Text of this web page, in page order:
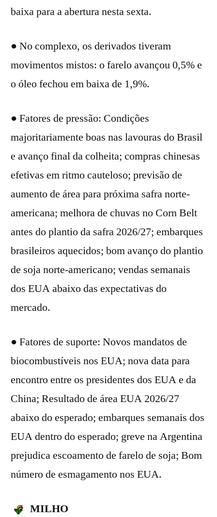
baixa para a abertura nesta sexta.
● No complexo, os derivados tiveram
movimentos mistos: o farelo avançou 0,5% e
o óleo fechou em baixa de 1,9%.
● Fatores de pressão: Condições
majoritariamente boas nas lavouras do Brasil
e avanço final da colheita; compras chinesas
efetivas em ritmo cauteloso; previsão de
aumento de área para próxima safra norte-
americana; melhora de chuvas no Corn Belt
antes do plantio da safra 2026/27; embarques
brasileiros aquecidos; bom avanço do plantio
de soja norte-americano; vendas semanais
dos EUA abaixo das expectativas do
mercado.
● Fatores de suporte: Novos mandatos de
biocombustíveis nos EUA; nova data para
encontro entre os presidentes dos EUA e da
China; Resultado de área EUA 2026/27
abaixo do esperado; embarques semanais dos
EUA dentro do esperado; greve na Argentina
prejudica escoamento de farelo de soja; Bom
número de esmagamento nos EUA.
MILHO